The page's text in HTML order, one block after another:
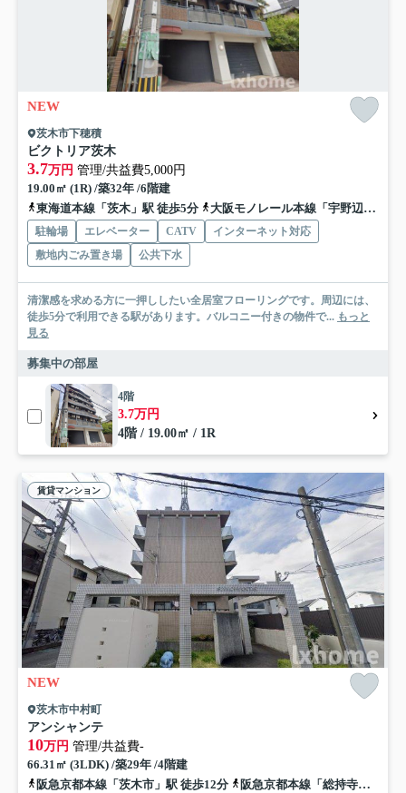
NEW
茨木市下穂積
ビクトリア茨木
3.7万円 管理/共益費5,000円
19.00㎡ (1R) /築32年 /6階建
東海道本線「茨木」駅 徒歩5分
大阪モノレール本線「宇野辺」駅 徒歩12分
駐輪場 エレベーター CATV
インターネット対応
敷地内ごみ置き場
公共下水
清潔感を求める方に一押ししたい全居室フローリングです。周辺には、
徒歩5分で利用できる駅があります。バルコニー付きの物件で... もっと
見る
募集中の部屋
4階
3.7万円
4階 / 19.00㎡ / 1R
賃貸マンション
NEW
茨木市中村町
アンシャンテ
10万円 管理/共益費-
66.31㎡ (3LDK) /築29年 /4階建
阪急京都本線「茨木市」駅 徒歩12分
阪急京都本線「総持寺」駅 徒歩17分